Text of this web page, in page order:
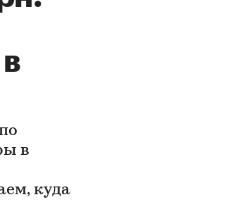
в
куда